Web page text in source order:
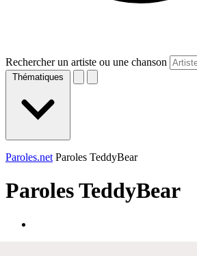
Rechercher un artiste ou une chanson
Thématiques
Paroles.net Paroles TeddyBear
ParolesTeddyBear